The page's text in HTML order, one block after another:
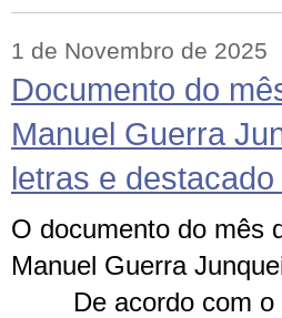
1 de Novembro de 2025
Documento do
Manuel Guerra
letras e
O documento do mês
Manuel Guerra
De acordo com o